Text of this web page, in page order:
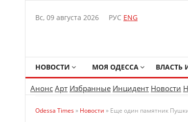
Вс, 09 августа 2026 РУС ENG
НОВОСТИ МОЯ ОДЕССА ВЛАСТЬ
Анонс Арт Избранные Инцидент Новости
Odessa Times» Новости » Еще один памятник